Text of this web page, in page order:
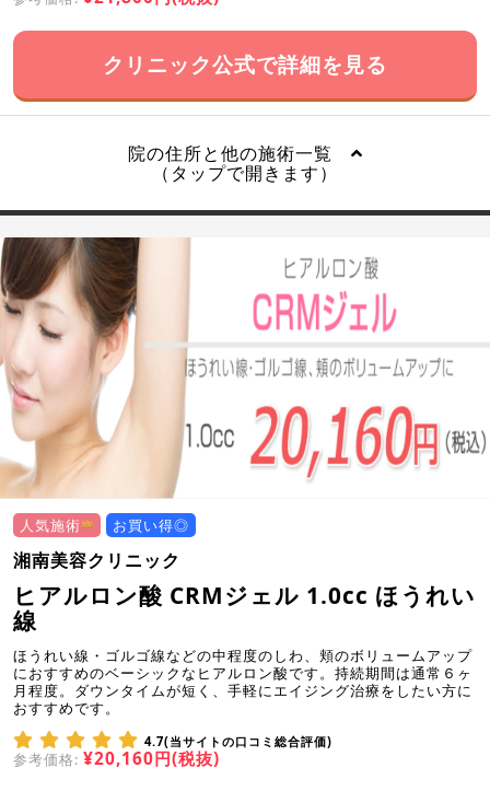
クリニック公式で詳細を見る
院の住所と他の施術一覧
（タップで開きます）
人気施術 お買い得◎
湘南美容クリニック
ヒアルロン酸 CRMジェル 1.0cc ほうれい
線
ほうれい線・ゴルゴ線などの中程度のしわ、頬のボリュームアップ
におすすめのベーシックなヒアルロン酸です。持続期間は通常６ヶ
月程度。ダウンタイムが短く、手軽にエイジング治療をしたい方に
おすすめです。
4.7(当サイトの口コミ総合評価)
参考価格: ¥20,160円(税抜)